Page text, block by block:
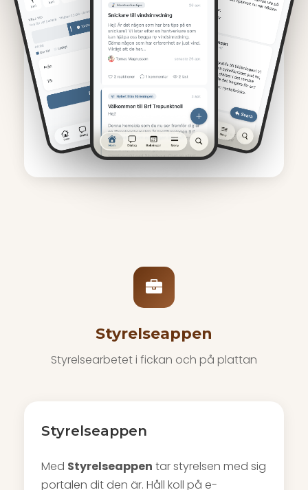
Styrelseappen
Styrelsearbetet i fickan och på plattan
Styrelseappen
Med Styrelseappen tar styrelsen med sig
portalen dit den är. Håll koll på e-